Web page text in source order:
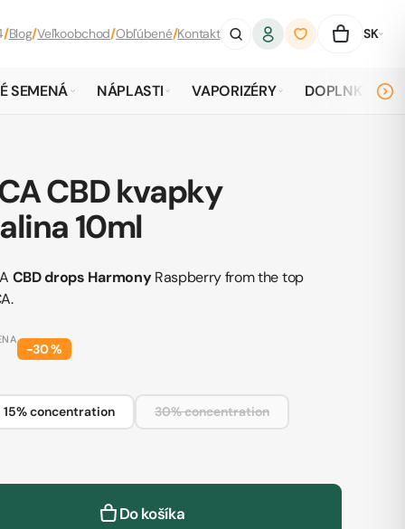
/Blog/Veľkoobchod/Obľúbené/Kontakt SK
SEMENÁ NÁPLASTI VAPORIZÉRY DOPLNKY
CBD kvapky
10ml
CBD drops HarmonyRaspberry from the top
−30%
15% concentration 30% concentration
Do košíka